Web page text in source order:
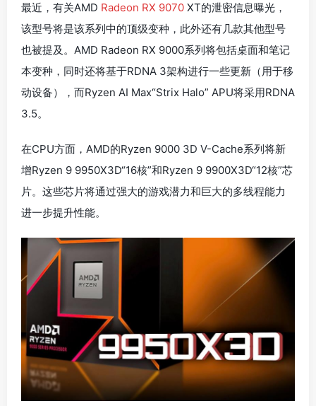
最近，有关AMD Radeon RX 9070 XT的泄密信息曝光，
该型号将是该系列中的顶级变种，此外还有几款其他型号
也被提及。AMD Radeon RX 9000系列将包括桌面和笔记
本变种，同时还将基于RDNA 3架构进行一些更新（用于移
动设备），而Ryzen AI Max“Strix Halo” APU将采用RDNA
3.5。
在CPU方面，AMD的Ryzen 9000 3D V-Cache系列将新
增Ryzen 9 9950X3D“16核”和Ryzen 9 9900X3D“12核”芯
片。这些芯片将通过强大的游戏潜力和巨大的多线程能力
进一步提升性能。